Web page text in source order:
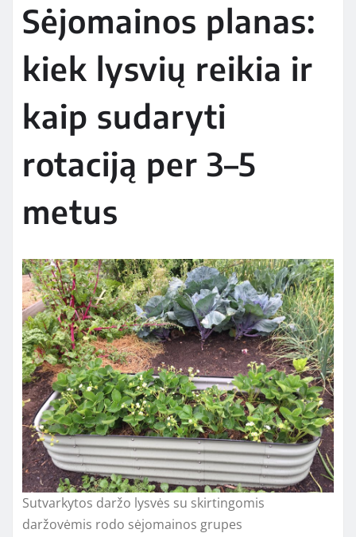
Sėjomainos planas:
kiek lysvių reikia ir
kaip sudaryti
rotaciją per 3–5
metus
Sutvarkytos daržo lysvės su skirtingomis
daržovėmis rodo sėjomainos grupes